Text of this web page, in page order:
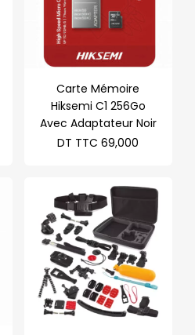
Carte Mémoire
Hiksemi C1 256Go
Avec Adaptateur Noir
DT TTC 69,000